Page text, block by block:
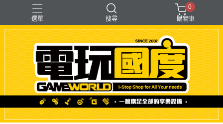
選單 搜尋
「遊戲」多人同樂 【PS＋PC用】賽模
〖直驅式〗基座
F1形式
支架【可收折】
0
購物車